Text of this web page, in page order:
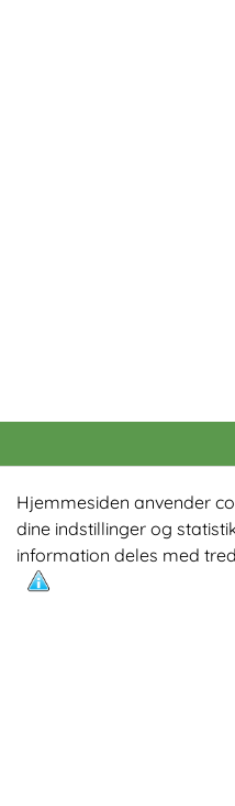
Hjemmesiden anvender
dine indstillinger og
information deles med
Populære produkter
Odin R900 Romaskine
Odin S900 Spinningcykel